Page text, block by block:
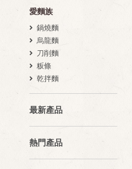
愛麵族
鍋燒麵
烏龍麵
刀削麵
粄條
乾拌麵
最新產品
熱門產品